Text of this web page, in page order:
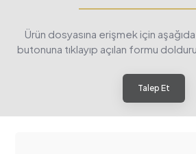
Ürün dosyasına erişmek için
butonuna tıklayıp açılan formu
Talep Et